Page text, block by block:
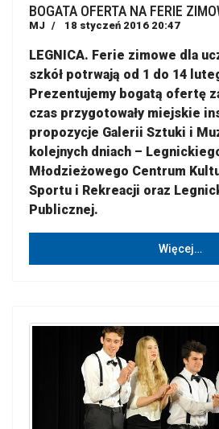
BOGATA OFERTA NA FERIE
MJ 18 styczeń 2016 20:47
LEGNICA. Ferie zimowe dla
szkół potrwają od 1 do 14
Prezentujemy bogatą ofertę
czas przygotowały miejskie
propozycje Galerii Sztuki i
kolejnych dniach –
Młodzieżowego Centrum
Sportu i Rekreacji oraz
Publicznej.
Więcej…